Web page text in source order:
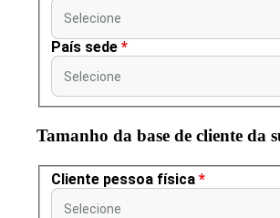
Selecione
País sede *
Selecione
Tamanho da base de cliente da
Cliente pessoa física *
Selecione